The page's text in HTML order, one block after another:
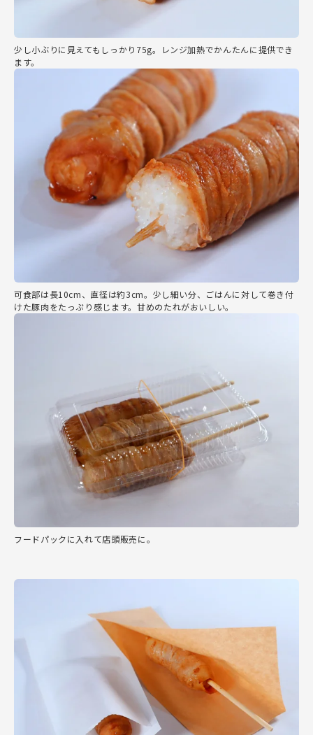
少し小ぶりに見えてもしっかり75g。レンジ加熱でかんたんに提供でき
ます。
可食部は長10cm、直径は約3cm。少し細い分、ごはんに対して巻き付
けた豚肉をたっぷり感じます。甘めのたれがおいしい。
フードパックに入れて店頭販売に。